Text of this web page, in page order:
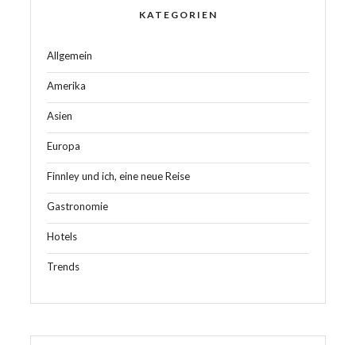
KATEGORIEN
Allgemein
Amerika
Asien
Europa
Finnley und ich, eine neue Reise
Gastronomie
Hotels
Trends